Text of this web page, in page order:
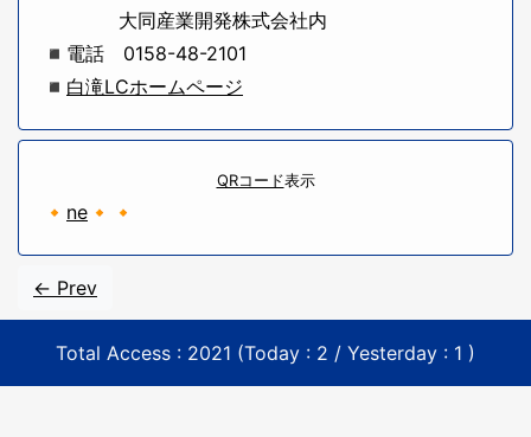
大同産業開発株式会社内
◾電話 0158-48-2101
◾ 白滝LCホームページ
QRコード表示
🔸 ne 🔸🔸
<- Prev
Total Access : 2021 (Today : 2 / Yesterday : 1 )